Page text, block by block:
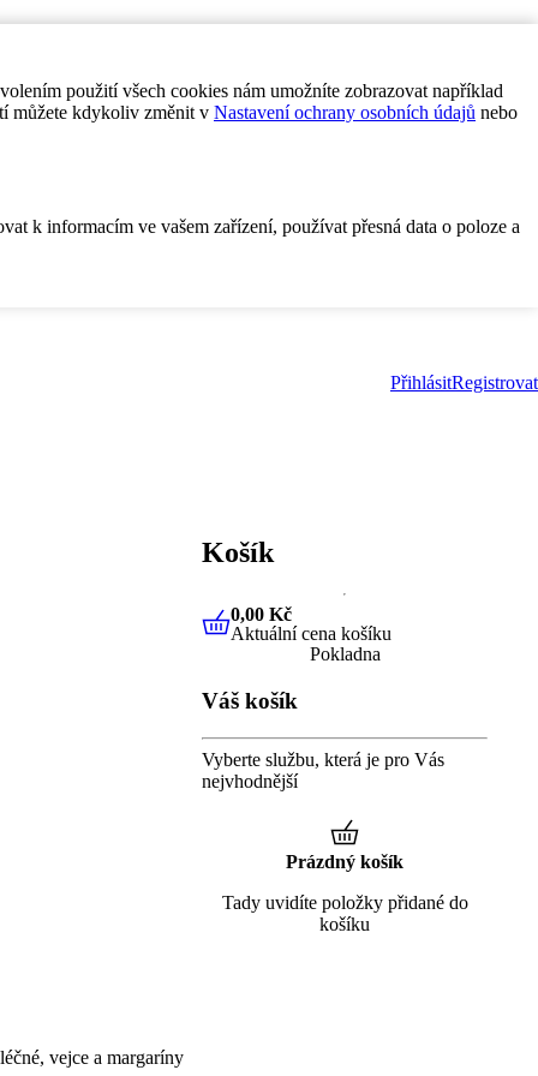
použití všech cookies nám umožníte zobrazovat například
můžete kdykoliv změnit v Nastavení ochrany osobních údajů nebo
k informacím ve vašem zařízení, používat přesná data o poloze a
PřihlásitRegistrovat
vejce a margaríny
Košík
0,00 KčAktuální cena košíku
0,00 Kč
Aktuální cena košíku
Pokladna
Váš košík
Vyberte službu, která je pro Vás
nejvhodnější
Prázdný košík
Tady uvidíte položky přidané do
košíku